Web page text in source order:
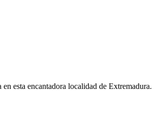
esta encantadora localidad de Extremadura.